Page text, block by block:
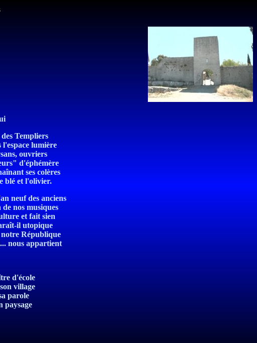
Templiers
lumière
ouvriers
d'éphémère
ses colères
blé et l'olivier.
neuf des anciens
nos musiques
et fait sien
il utopique
République
nous appartient
d'école
village
parole
paysage